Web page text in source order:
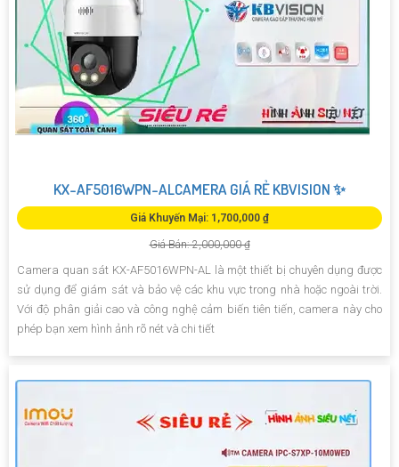
KX-AF5016WPN-ALCAMERA GIÁ RẺ KBVISION ✨
Giá Khuyến Mại: 1,700,000 ₫
Giá Bán: 2,000,000 ₫
Camera quan sát KX-AF5016WPN-AL là một thiết bị chuyên dụng được
sử dụng để giám sát và bảo vệ các khu vực trong nhà hoặc ngoài trời.
Với độ phân giải cao và công nghệ cảm biến tiên tiến, camera này cho
phép bạn xem hình ảnh rõ nét và chi tiết